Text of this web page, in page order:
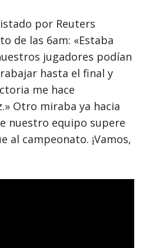
por Reuters
de las 6am: «Estaba
jugadores podían
hasta el final y
me hace
Otro miraba ya hacia
nuestro equipo supere
al campeonato. ¡Vamos,